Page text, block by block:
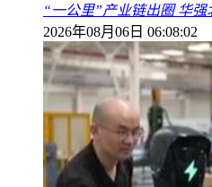
“一公里”产业链出圈 华
2026年08月06日 06:08:02